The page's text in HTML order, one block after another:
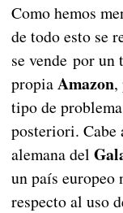
Como hemos
de todo esto se
se vende por un
propiaAmazon,
tipo de
posteriori. Cabe
alemana del
un país europeo
respecto al uso